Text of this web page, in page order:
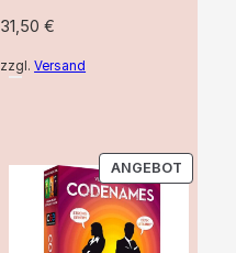
31,50€
zzgl.Versand
ANGEBOT
IM